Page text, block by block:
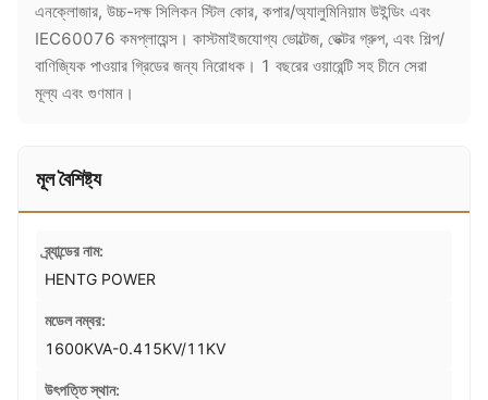
এনক্লোজার, উচ্চ-দক্ষ সিলিকন স্টিল কোর, কপার/অ্যালুমিনিয়াম উইন্ডিং এবং
IEC60076 কমপ্লায়েন্স। কাস্টমাইজযোগ্য ভোল্টেজ, ভেক্টর গ্রুপ, এবং শিল্প/
বাণিজ্যিক পাওয়ার গ্রিডের জন্য নিরোধক। 1 বছরের ওয়ারেন্টি সহ চীনে সেরা
মূল্য এবং গুণমান।
মূল বৈশিষ্ট্য
ব্র্যান্ডের নাম:
HENTG POWER
মডেল নম্বর:
1600KVA-0.415KV/11KV
উৎপত্তি স্থান: